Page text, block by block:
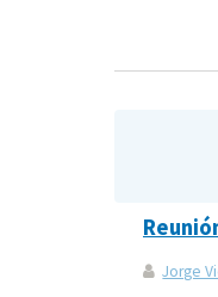
Jorge